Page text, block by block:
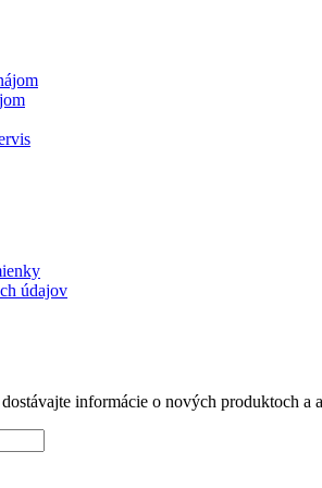
údajov
informácie o nových produktoch a